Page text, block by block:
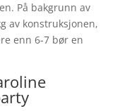
På bakgrunn av
av konstruksjonen,
enn 6-7 bør en